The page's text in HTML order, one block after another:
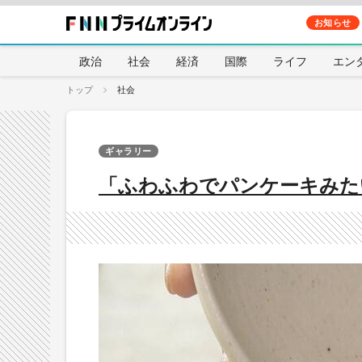
お知らせ
政治 社会 経済 国際 ライフ エン
トップ 社会
「ふわふわでパンケーキみ
ギャラリー